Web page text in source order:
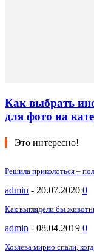
Как выбрать
для фото на
Это интересно!
Решила приколоться –
admin - 20.07.2020 0
Как выглядели бы
admin - 08.04.2019 0
Хозяева мирно спали,